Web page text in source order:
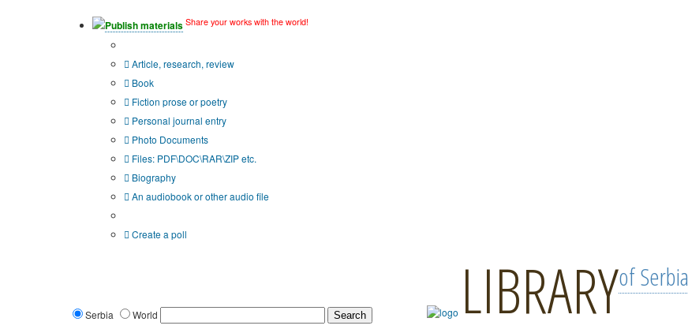
Publish materials Share your works with the world!
Article, research, review
Book
Fiction prose or poetry
Personal journal entry
Photo Documents
Files: PDF\DOC\RAR\ZIP etc.
Biography
An audiobook or other audio file
Create a poll
Serbia World LIBRARYof Serbia